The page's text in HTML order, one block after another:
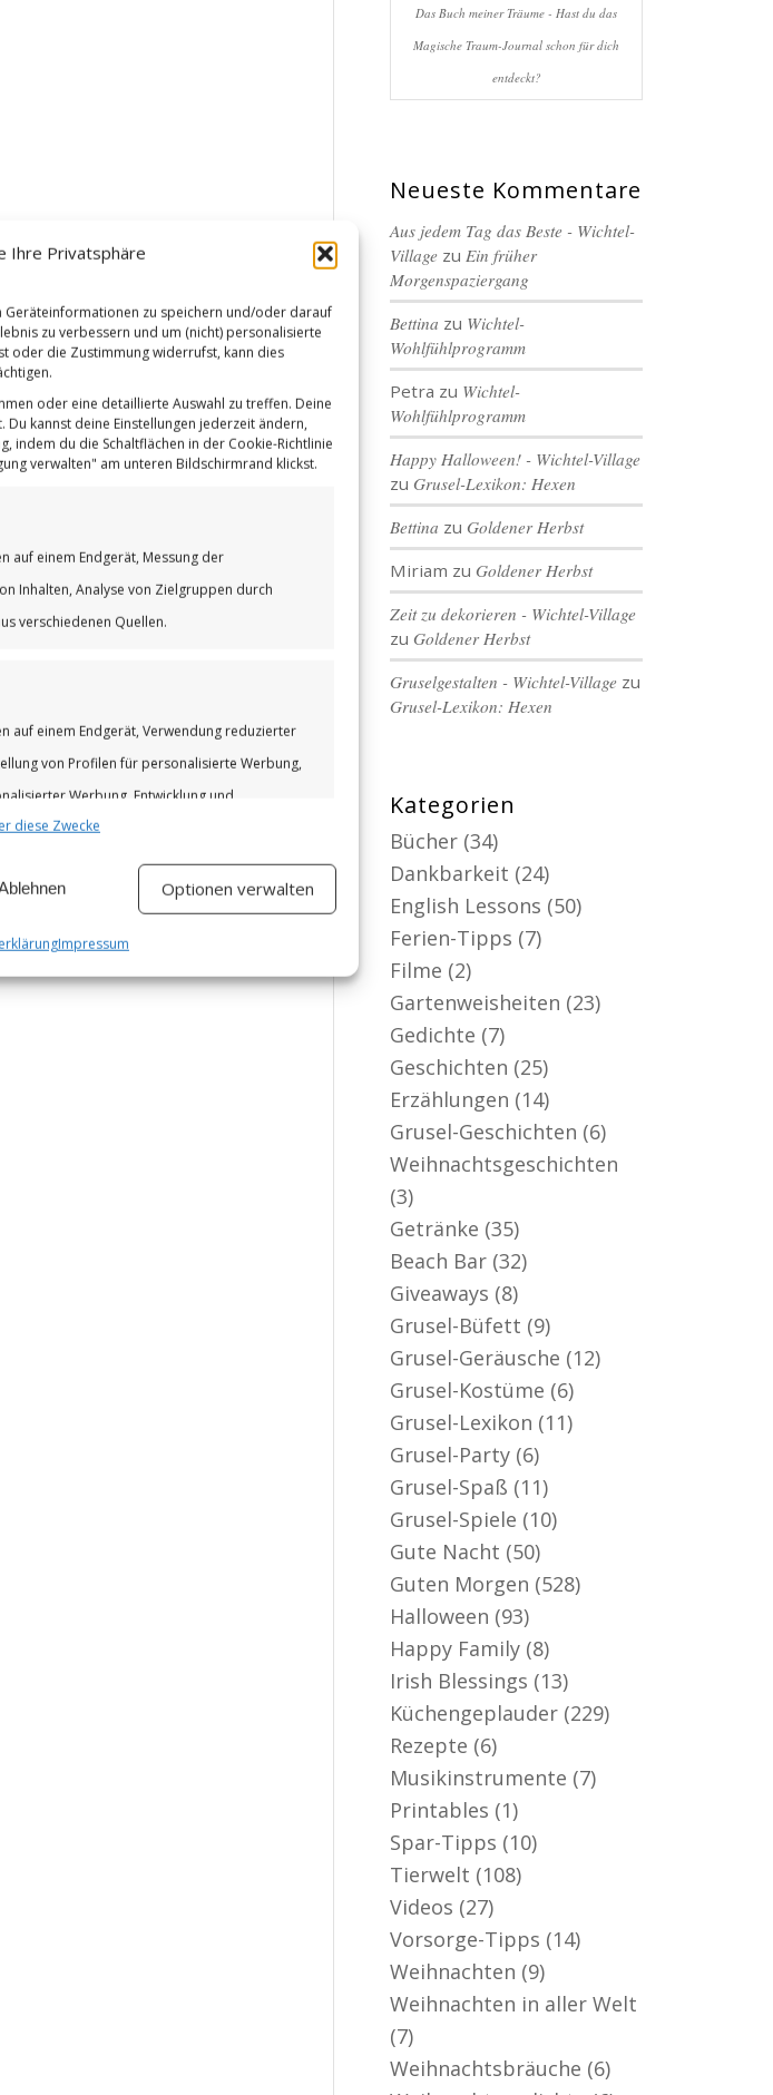
Ihre Privatsphäre
Geräteinformationen zu speichern und/oder darauf
zu verbessern und um (nicht) personalisierte
oder die Zustimmung widerrufst, kann dies
oder eine detaillierte Auswahl zu treffen. Deine
kannst deine Einstellungen jederzeit ändern,
indem du die Schaltflächen in der Cookie-Richtlinie
verwalten" am unteren Bildschirmrand klickst.
auf einem Endgerät, Messung der
Inhalten, Analyse von Zielgruppen durch
verschiedenen Quellen.
auf einem Endgerät, Verwendung reduzierter
von Profilen für personalisierte Werbung,
Werbung, Entwicklung und
Immer aktiv
unterschiedlichen Quellen,
diese Zwecke
Optionen verwalten
Impressum
Das Buch meiner Träume - Hast du das
Magische Traum-Journal schon für dich
entdeckt?
Neueste Kommentare
Aus jedem Tag das Beste - Wichtel-
Village zuEin früher
Morgenspaziergang
Bettina zu Wichtel-
Wohlfühlprogramm
Petra zu Wichtel-
Wohlfühlprogramm
Happy Halloween! - Wichtel-Village
zuGrusel-Lexikon: Hexen
Bettina zuGoldener Herbst
Miriam zuGoldener Herbst
Zeit zu dekorieren - Wichtel-Village
zuGoldener Herbst
Gruselgestalten - Wichtel-Village zu
Grusel-Lexikon: Hexen
Kategorien
Bücher (34)
Dankbarkeit (24)
English Lessons (50)
Ferien-Tipps (7)
Filme (2)
Gartenweisheiten (23)
Gedichte (7)
Geschichten (25)
Erzählungen (14)
Grusel-Geschichten (6)
Weihnachtsgeschichten
(3)
Getränke (35)
Beach Bar (32)
Giveaways (8)
Grusel-Büfett (9)
Grusel-Geräusche (12)
Grusel-Kostüme (6)
Grusel-Lexikon (11)
Grusel-Party (6)
Grusel-Spaß (11)
Grusel-Spiele (10)
Gute Nacht (50)
Guten Morgen (528)
Halloween (93)
Happy Family (8)
Irish Blessings (13)
Küchengeplauder (229)
Rezepte (6)
Musikinstrumente (7)
Printables (1)
Spar-Tipps (10)
Tierwelt (108)
Videos (27)
Vorsorge-Tipps (14)
Weihnachten (9)
Weihnachten in aller Welt
(7)
Weihnachtsbräuche (6)